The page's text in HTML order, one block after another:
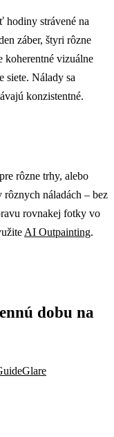
hodiny strávené na
záber, štyri rôzne
koherentné vizuálne
siete. Nálady sa
konzistentné.
rôzne trhy, alebo
náladách – bez
rovnakej fotky vo
AI Outpainting.
dobu na